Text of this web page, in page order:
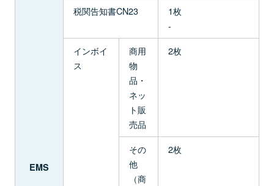
EMS
税関告知書CN23
1枚
-
インボイ
ス
商用
物
品・
ネッ
ト販
売品
2枚
その
他
（商
2枚